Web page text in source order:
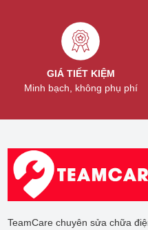
GIÁ TIẾT KIỆM
Minh bạch, không phụ phí
TeamCare chuyên sửa chữa